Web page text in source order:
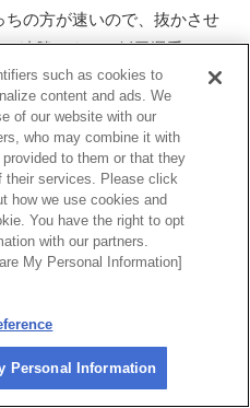
の方が速いので、抜かさせ
3連勝です」と飯田選手。
がいいペースだったし、SC
してもらって。僕は真ん中
階でライバルが離れてくれ
ースをエンジョイしていた
withタイオンの中山選手、リ
GR Garage倉敷with明建の新
の後方にHTP.Maple86の中村
such as cookies to
content and ads. We
of our website with our
who may combine it with
to them or that they
their services. Please click
how we use cookies and
You have the right to opt
with our partners.
My Personal Information]
Personal Information